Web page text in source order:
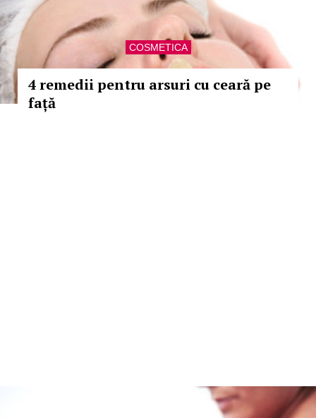
COSMETICA
4 remedii pentru arsuri cu ceară pe
față